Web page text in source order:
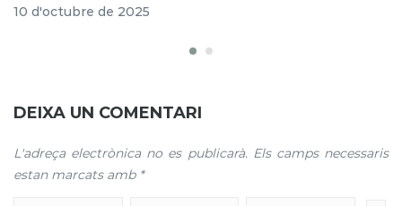
10 d'octubre de 2025
DEIXA UN COMENTARI
L'adreça electrònica no es publicarà. Els camps necessaris
estan marcats amb *